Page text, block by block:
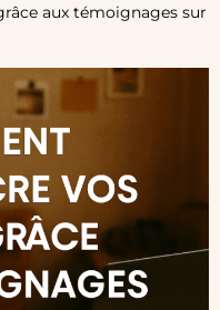
aux témoignages sur